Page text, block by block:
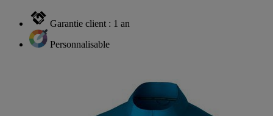
Garantie client : 1 an
Personnalisable